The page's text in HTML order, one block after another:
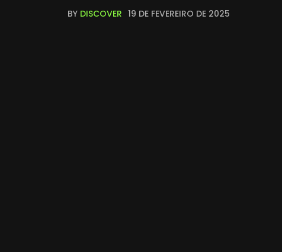
BY DISCOVER 19 DE FEVEREIRO DE 2025